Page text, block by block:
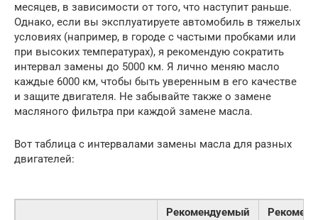
месяцев, в зависимости от того, что наступит раньше.
Однако, если вы эксплуатируете автомобиль в тяжелых
условиях (например, в городе с частыми пробками или
при высоких температурах), я рекомендую сократить
интервал замены до 5000 км. Я лично меняю масло
каждые 6000 км, чтобы быть уверенным в его качестве
и защите двигателя. Не забывайте также о замене
масляного фильтра при каждой замене масла.
Вот таблица с интервалами замены масла для разных
двигателей:
Рекомендуемый